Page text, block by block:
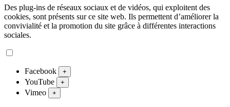
Des plug-ins de réseaux sociaux et de vidéos, qui exploitent des
cookies, sont présents sur ce site web. Ils permettent d’améliorer la
convivialité et la promotion du site grâce à différentes interactions
sociales.
Facebook +
YouTube +
Vimeo +